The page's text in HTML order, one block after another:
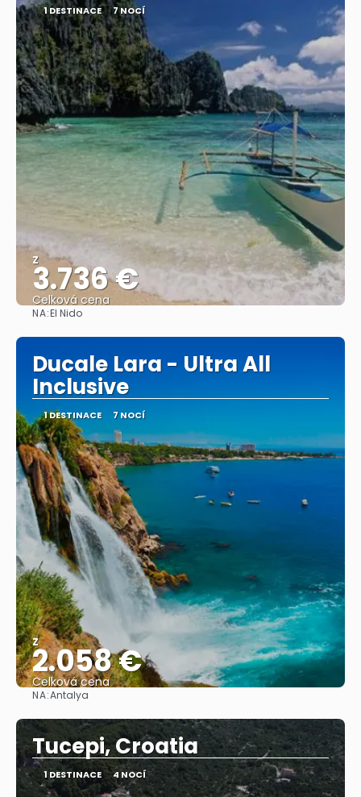
1 DESTINACE 7 NOCÍ
Z
3.736 €
Celková cena
NA:El Nido
Ducale Lara - Ultra All
Inclusive
1 DESTINACE 7 NOCÍ
Z
2.058 €
Celková cena
NA:Antalya
Tucepi, Croatia
1 DESTINACE 4 NOCÍ